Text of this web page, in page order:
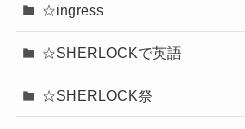
☆ingress
☆SHERLOCKで英語
☆SHERLOCK祭